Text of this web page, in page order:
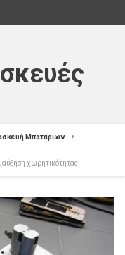
Μπαταριων
χωρητικότητας